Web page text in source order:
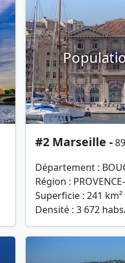
#2 Marseille -
Département :
Région :
Superficie : 241 km²
Densité : 3 672